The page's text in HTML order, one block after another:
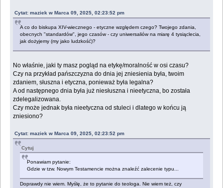
Cytat: maziek w Marca 09, 2025, 02:23:52 pm
A co do biskupa XIV-wiecznego - etyczne względem czego? Twojego zdania,
obecnych "standardów", jego czasów - czy uniwersaliów na miarę 4 tysiąclecia,
jak dożyjemy (my jako ludzkość)?
No właśnie, jaki ty masz pogląd na etykę/moralność w osi czasu?
Czy na przykład pańszczyzna do dnia jej zniesienia była, twoim
zdaniem, słuszna i etyczna, ponieważ była legalna?
A od następnego dnia była już niesłuszna i nieetyczna, bo została
zdelegalizowana.
Czy może jednak była nieetyczna od stuleci i dlatego w końcu ją
zniesiono?
Cytat: maziek w Marca 09, 2025, 02:23:52 pm
Cytuj
Ponawiam pytanie:
Gdzie w tzw. Nowym Testamencie można znaleźć zalecenie typu...
Doprawdy nie wiem. Myślę, że to pytanie do teologa. Nie wiem też, czy